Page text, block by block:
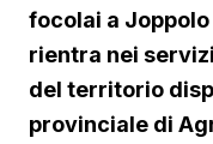
focolai a
rientra nei
del territorio
provinciale di